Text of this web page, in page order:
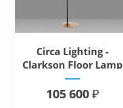
Circa Lighting -
Clarkson Floor Lamp
105 600 ₽